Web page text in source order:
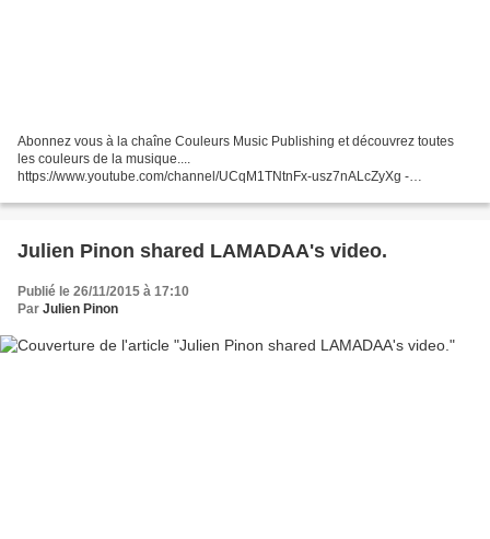
Abonnez vous à la chaîne Couleurs Music Publishing et découvrez toutes
les couleurs de la musique....
https://www.youtube.com/channel/UCqM1TNtnFx-usz7nALcZyXg -
https://itunes.apple.com/fr/album/id1048175241 - Abonnez...
Julien Pinon shared LAMADAA's video.
Publié le 26/11/2015 à 17:10
Par Julien Pinon